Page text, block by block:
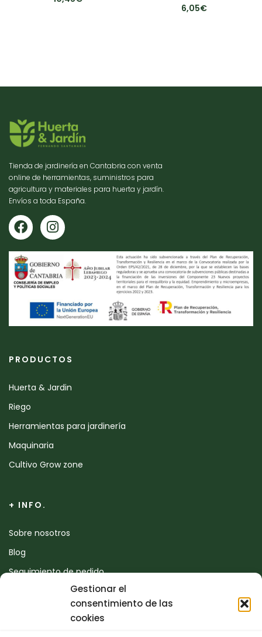
Gestionar el
consentimiento de las
cookies
6,05€
Tienda de jardinería en Cantabria con venta
online de herramientas, suministros para
agricultura y materiales para huerta y jardín.
Envíos a toda España.
PRODUCTOS
Huerta & Jardin
Riego
Herramientas para jardinería
Maquinaria
Cultivo Grow zone
+ INFO.
Sobre nosotros
Blog
Seguimiento de pedido